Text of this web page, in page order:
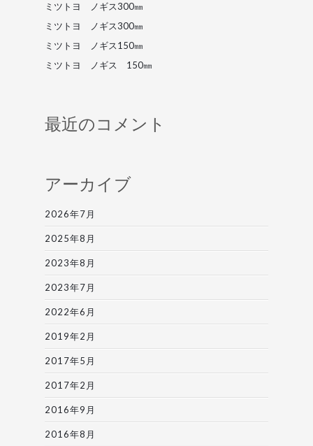
ミツトヨ ノギス300㎜
ミツトヨ ノギス300㎜
ミツトヨ ノギス150㎜
ミツトヨ ノギス 150㎜
最近のコメント
アーカイブ
2026年7月
2025年8月
2023年8月
2023年7月
2022年6月
2019年2月
2017年5月
2017年2月
2016年9月
2016年8月